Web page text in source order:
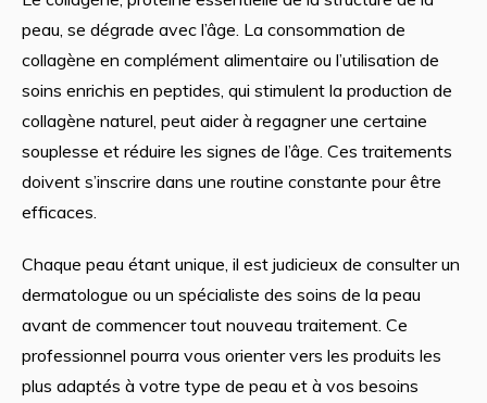
peau, se dégrade avec l’âge. La consommation de
collagène en complément alimentaire ou l’utilisation de
soins enrichis en peptides, qui stimulent la production de
collagène naturel, peut aider à regagner une certaine
souplesse et réduire les signes de l’âge. Ces traitements
doivent s’inscrire dans une routine constante pour être
efficaces.
Chaque peau étant unique, il est judicieux de consulter un
dermatologue ou un spécialiste des soins de la peau
avant de commencer tout nouveau traitement. Ce
professionnel pourra vous orienter vers les produits les
plus adaptés à votre type de peau et à vos besoins